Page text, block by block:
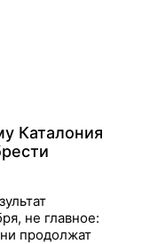
Каталония
не главное:
продолжат